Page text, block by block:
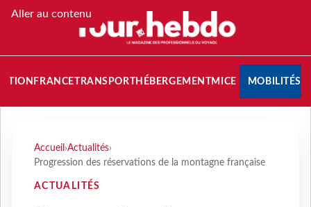
Aller au contenu
FRANCETRANSPORT HÉBERGEMENTMICE MOBILITÉS
Accueil ›Actualités›
Progression des réservations de la montagne française
ACTUALITÉS